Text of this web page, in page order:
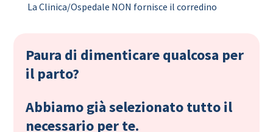
La Clinica/Ospedale NON fornisce il corredino
Paura di dimenticare qualcosa per
il parto?
Abbiamo già selezionato tutto il
necessario per te.